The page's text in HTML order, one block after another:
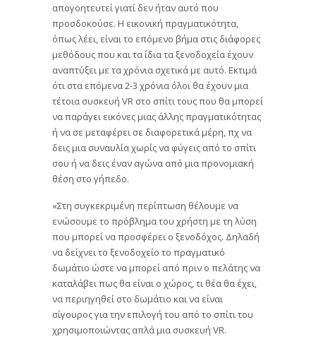
απογοητευτεί γιατί δεν ήταν αυτό που
προσδοκούσε. Η εικονική πραγματικότητα,
όπως λέει, είναι το επόμενο βήμα στις διάφορες
μεθόδους που και τα ίδια τα ξενοδοχεία έχουν
αναπτύξει με τα χρόνια σχετικά με αυτό. Εκτιμά
ότι στα επόμενα 2-3 χρόνια όλοι θα έχουν μια
τέτοια συσκευή VR στο σπίτι τους που θα μπορεί
να παράγει εικόνες μιας άλλης πραγματικότητας
ή να σε μεταφέρει σε διαφορετικά μέρη, πχ να
δεις μια συναυλία χωρίς να φύγεις από το σπίτι
σου ή να δεις έναν αγώνα από μια προνομιακή
θέση στο γήπεδο.
«Στη συγκεκριμένη περίπτωση θέλουμε να
ενώσουμε το πρόβλημα του χρήστη με τη λύση
που μπορεί να προσφέρει ο ξενοδόχος. Δηλαδή
να δείχνει το ξενοδοχείο το πραγματικό
δωμάτιο ώστε να μπορεί από πριν ο πελάτης να
καταλάβει πως θα είναι ο χώρος, τι θέα θα έχει,
να περιηγηθεί στο δωμάτιο και να είναι
σίγουρος για την επιλογή του από το σπίτι του
χρησιμοποιώντας απλά μια συσκευή VR.